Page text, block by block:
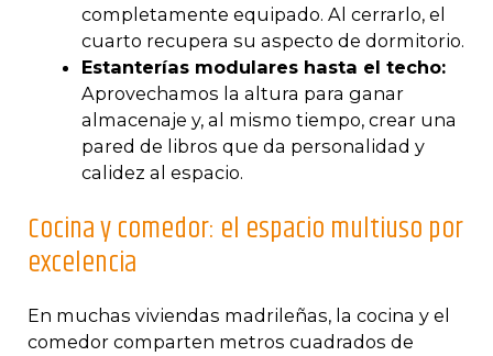
completamente equipado. Al cerrarlo, el
cuarto recupera su aspecto de dormitorio.
Estanterías modulares hasta el techo:
Aprovechamos la altura para ganar
almacenaje y, al mismo tiempo, crear una
pared de libros que da personalidad y
calidez al espacio.
Cocina y comedor: el espacio multiuso por
excelencia
En muchas viviendas madrileñas, la cocina y el
comedor comparten metros cuadrados de